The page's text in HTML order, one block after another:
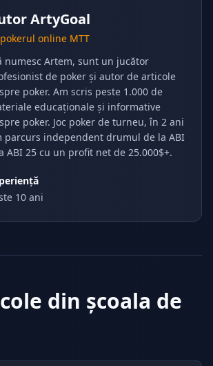
ArtyGoal
online MTT
numesc Artem, sunt un jucător
de poker și autor de articole
poker. Am scris peste 1.000 de
educaționale și informative
poker. Joc poker de turneu, în 2 ani
parcurs independent drumul de la ABI
ABI 25 cu un profit net de 25.000$+.
10 ani
din școala de